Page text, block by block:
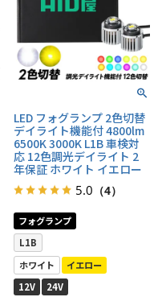
LED フォグランプ 2色切替
デイライト機能付 4800lm
6500K 3000K L1B 車検対
応 12色調光デイライト 2
年保証 ホワイト イエロー
5.0 （4）
フォグランプ
L1B
ホワイト
イエロー
12V
24V